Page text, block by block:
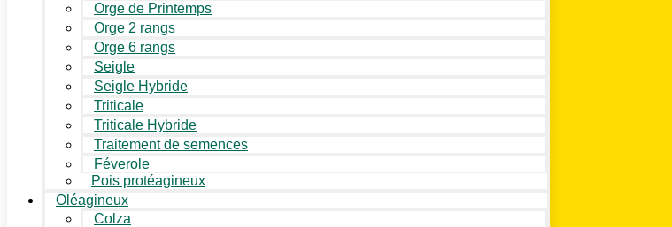
Orge de Printemps
Orge 2 rangs
Orge 6 rangs
Seigle
Seigle Hybride
Triticale
Triticale Hybride
Traitement de semences
Féverole
Pois protéagineux
Oléagineux
Colza